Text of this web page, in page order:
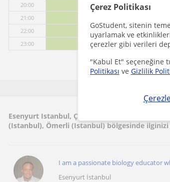
Çerez Politikası
GoStudent, sitenin
uyarlamak ve
çerezler gibi verileri
"Kabul Et" seçeneğine
Politikası ve Gizlilik
20:00
21:00
22:00
23:00
Esenyurt Istanbul, Çakmakli (Istanbul),
(Istanbul), Ömerli (Istanbul) bölgesinde
I am a passionate biology educator
Esenyurt İstanbul